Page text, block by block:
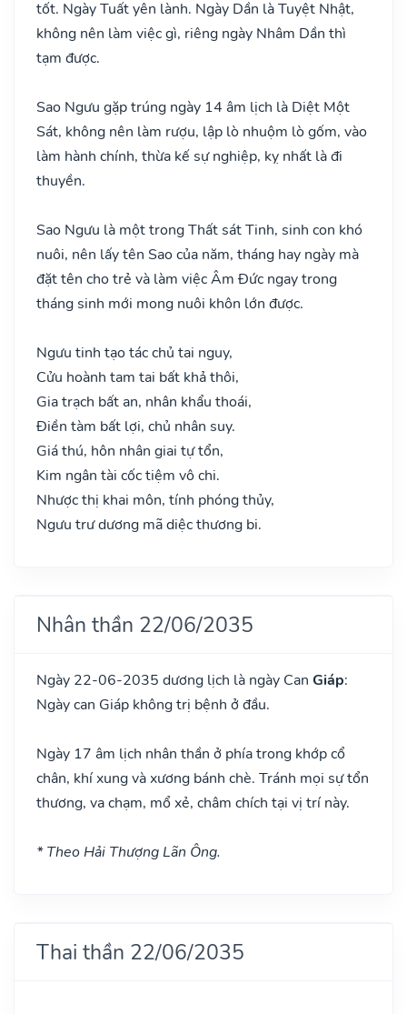
tốt. Ngày Tuất yên lành. Ngày Dần là Tuyệt Nhật,
không nên làm việc gì, riêng ngày Nhâm Dần thì
tạm được.
Sao Ngưu gặp trúng ngày 14 âm lịch là Diệt Một
Sát, không nên làm rượu, lập lò nhuộm lò gốm, vào
làm hành chính, thừa kế sự nghiệp, kỵ nhất là đi
thuyền.
Sao Ngưu là một trong Thất sát Tinh, sinh con khó
nuôi, nên lấy tên Sao của năm, tháng hay ngày mà
đặt tên cho trẻ và làm việc Âm Đức ngay trong
tháng sinh mới mong nuôi khôn lớn được.
Ngưu tinh tạo tác chủ tai nguy,
Cửu hoành tam tai bất khả thôi,
Gia trạch bất an, nhân khẩu thoái,
Điền tàm bất lợi, chủ nhân suy.
Giá thú, hôn nhân giai tự tổn,
Kim ngân tài cốc tiệm vô chi.
Nhược thị khai môn, tính phóng thủy,
Ngưu trư dương mã diệc thương bi.
Nhân thần 22/06/2035
Ngày 22-06-2035 dương lịch là ngày Can Giáp:
Ngày can Giáp không trị bệnh ở đầu.
Ngày 17 âm lịch nhân thần ở phía trong khớp cổ
chân, khí xung và xương bánh chè. Tránh mọi sự tổn
thương, va chạm, mổ xẻ, châm chích tại vị trí này.
* Theo Hải Thượng Lãn Ông.
Thai thần 22/06/2035